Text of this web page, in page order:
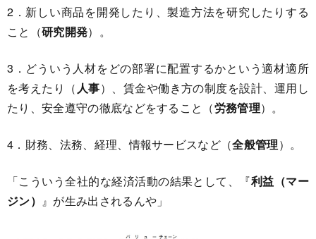
2．新しい商品を開発したり、製造方法を研究したりする
こと（研究開発）。
3．どういう人材をどの部署に配置するかという適材適所
を考えたり（ 人事）、賃金や働き方の制度を設計、運用し
たり、安全遵守の徹底などをすること（労務管理）。
4．財務、法務、経理、情報サービスなど（全般管理）。
「こういう全社的な経済活動の結果として、『利益（マー
ジン） 』が生み出されるんや」